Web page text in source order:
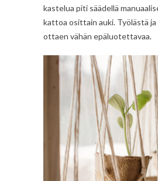
kastelua piti säädellä
kattoa osittain auki. Työlästä
ottaen vähän epäluotettavaa.